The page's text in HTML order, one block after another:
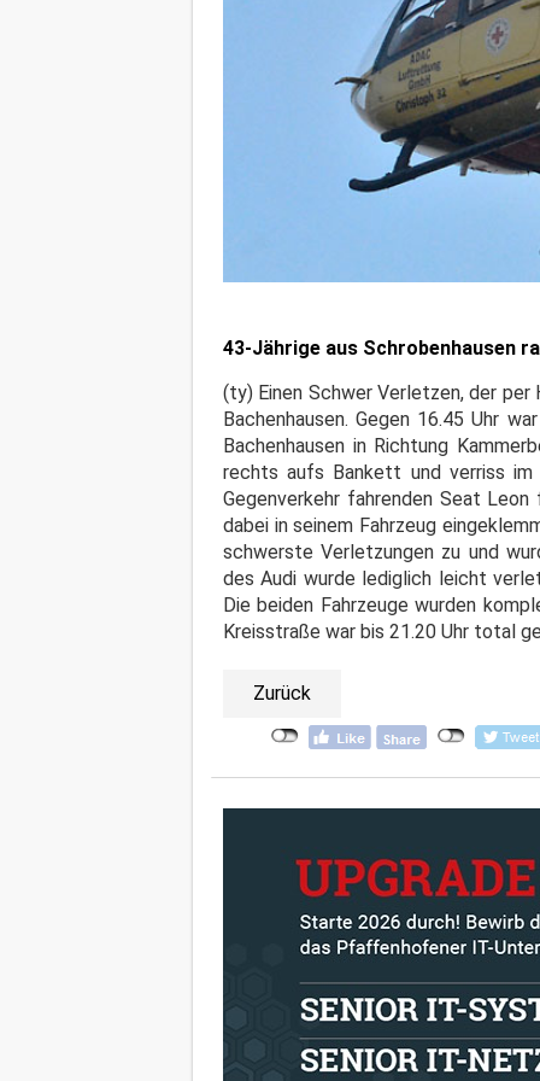
43-Jährige aus Schrobenhausen
(ty) Einen Schwer Verletzen, der
Bachenhausen. Gegen 16.45 Uhr
Bachenhausen in Richtung
rechts aufs Bankett und verriss
Gegenverkehr fahrenden Seat Leon
dabei in seinem Fahrzeug
schwerste Verletzungen zu und
des Audi wurde lediglich leicht
Die beiden Fahrzeuge wurden
Kreisstraße war bis 21.20 Uhr total
Zurück